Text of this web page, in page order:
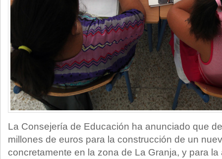
La Consejería de Educación ha anunciado que
millones de euros para la construcción de un
concretamente en la zona de La Granja, y para